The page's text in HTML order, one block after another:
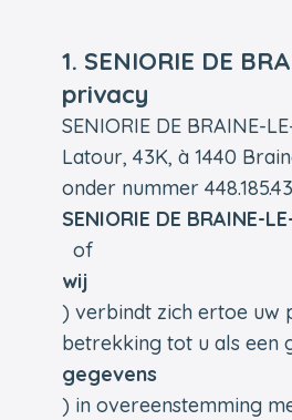
1. SENIORIE DE
privacy
SENIORIE DE BRAINE-
Latour, 43K, à 1440
onder nummer
SENIORIE DE BRAINE-
of
wij
) verbindt zich ertoe uw
betrekking tot u als een
gegevens
) in overeenstemming